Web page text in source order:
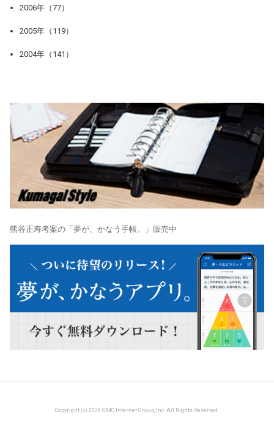
2006年（77）
2005年（119）
2004年（141）
熊谷正寿考案の「夢が、かなう手帳。」販売中
Copyright (c) 2026 GMO Internet Group, Inc. All Rights Reserved.